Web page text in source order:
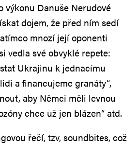
výkonu Danuše Nerudové
dojem, že před ním sedí
mnozí její oponenti
vedla své obvyklé repete:
Ukrajinu k jednacímu
a financujeme granáty“,
aby Němci měli levnou
chce už jen blázen“ atd.
řečí, tzv, soundbites, což